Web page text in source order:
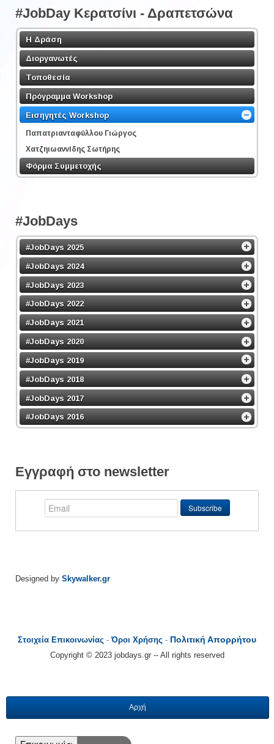
#JobDay Κερατσίνι - Δραπετσώνα
Η Δράση
Διοργανωτές
Τοποθεσία
Πρόγραμμα Workshop
Εισηγητές Workshop
Παπατριανταφύλλου Γιώργος
Χατζηιωαννίδης Σωτήρης
Φόρμα Συμμετοχής
#JobDays
#JobDays 2025
#JobDays 2024
#JobDays 2023
#JobDays 2022
#JobDays 2021
#JobDays 2020
#JobDays 2019
#JobDays 2018
#JobDays 2017
#JobDays 2016
Εγγραφή στο newsletter
Designed by Skywalker.gr
Στοιχεία Επικοινωνίας -Όροι Χρήσης - Πολιτική Απορρήτου
Copyright © 2023 jobdays.gr -- All rights reserved
Αρχή